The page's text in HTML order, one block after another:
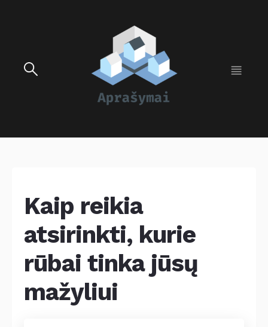
Kaip reikia
atsirinkti, kurie
rūbai tinka jūsų
mažyliui